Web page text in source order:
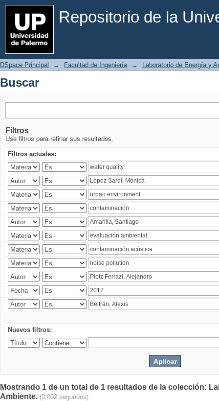
Repositorio de la
Buscar
DSpace Principal → Facultad de Ingeniería → Laboratorio de Energía y
Buscar
Filtros
Use filtros para refinar sus resultados.
Filtros actuales:
Nuevos filtros:
Mostrando 1 de un total de 1 resultados de la colección:
Ambiente. (0.002 segundos)